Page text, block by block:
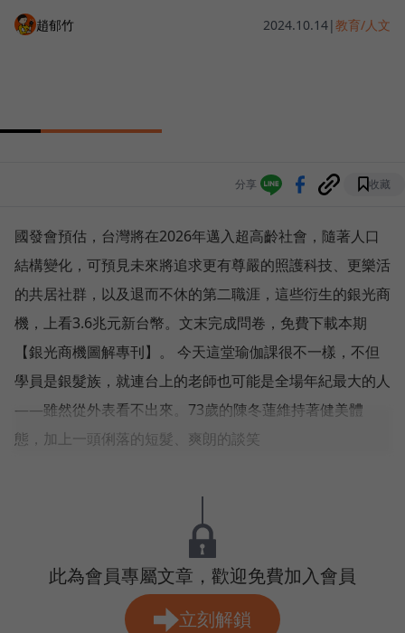
趙郁竹 2024.10.14|教育/人文
分享 收藏
國發會預估，台灣將在2026年邁入超高齡社會，隨著人口
結構變化，可預見未來將追求更有尊嚴的照護科技、更樂活
的共居社群，以及退而不休的第二職涯，這些衍生的銀光商
機，上看3.6兆元新台幣。文末完成問卷，免費下載本期
【銀光商機圖解專刊】。 今天這堂瑜伽課很不一樣，不但
學員是銀髮族，就連台上的老師也可能是全場年紀最大的人
——雖然從外表看不出來。73歲的陳冬蓮維持著健美體
態，加上一頭俐落的短髮、爽朗的談笑
此為會員專屬文章，歡迎免費加入會員
立刻解鎖